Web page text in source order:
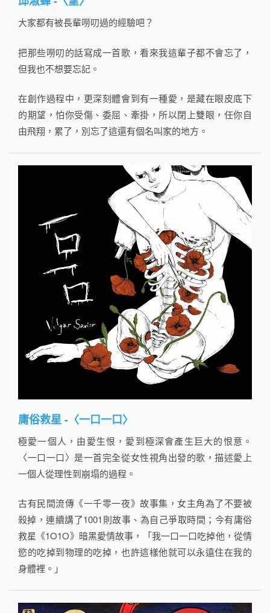
大家都有被長輩嘮叨過的經驗吧？
把那些嘮叨的話寫成一首歌，看來我這輩子都不會忘了，
但我也不想要忘記。
在創作過程中，更深刻體會到有一種愛，是藏在眼皮底下
的期望，怕你受傷、委屈、牽掛，所以閉上雙眼，任你自
由飛翔，累了，別忘了這還有個名叫家的地方。
庸俗救星 -〈一口一口〉
極愛一個人，由愛生恨，愛到極深會產生巨大的恨意。
〈一口一口〉是一首完全從女性視角出發的歌，描述愛上
一個人從理性到崩塌的過程。
古有民間流傳《一千零一夜》故事集，女主角為了不要被
殺掉，連續講了1001則故事、為自己爭取時間；今有庸俗
救星《1O1O》暗黑愛情故事，「我一口一口吃掉他，從情
慾的吃掉到物理的吃掉，也許這樣他就可以永遠住在我的
身體裡。」